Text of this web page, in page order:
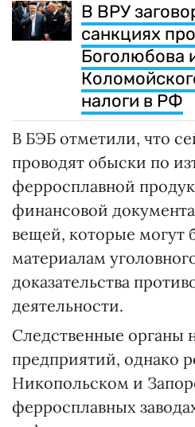
В ВРУ
санкциях
Боголюбова
налоги в РФ
В БЭБ отметили, что
проводят обыски по
ферросплавной
финансовой
вещей, которые могут
материалам
доказательства
деятельности.
Следственные органы
предприятий, однако
Никопольском и
ферросплавных